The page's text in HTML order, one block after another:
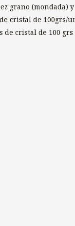
grano (mondada)
de cristal de 100grs/
de cristal de 100 grs